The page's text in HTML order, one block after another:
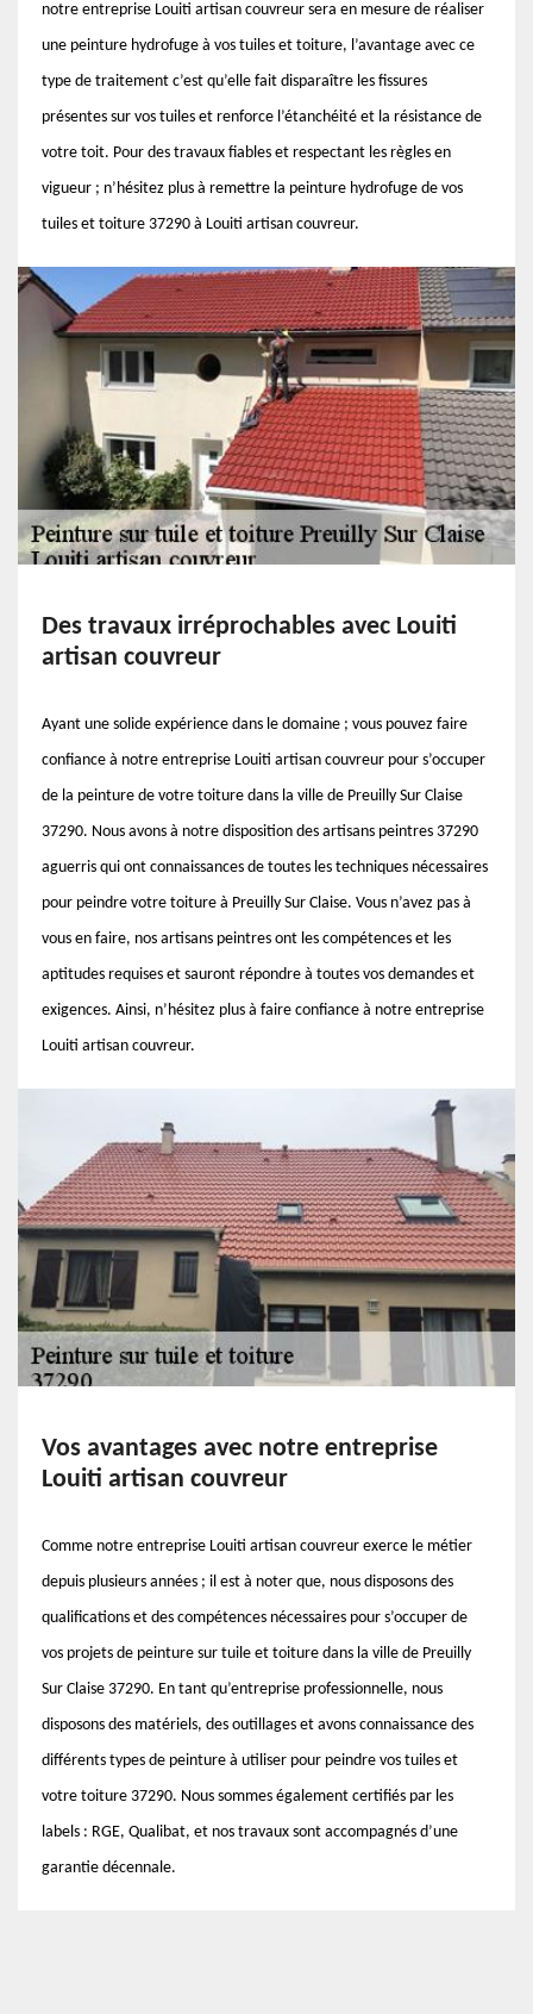
notre entreprise Louiti artisan couvreur sera en mesure de réaliser
une peinture hydrofuge à vos tuiles et toiture, l’avantage avec ce
type de traitement c’est qu’elle fait disparaître les fissures
présentes sur vos tuiles et renforce l’étanchéité et la résistance de
votre toit. Pour des travaux fiables et respectant les règles en
vigueur ; n’hésitez plus à remettre la peinture hydrofuge de vos
tuiles et toiture 37290 à Louiti artisan couvreur.
Des travaux irréprochables avec Louiti
artisan couvreur
Ayant une solide expérience dans le domaine ; vous pouvez faire
confiance à notre entreprise Louiti artisan couvreur pour s’occuper
de la peinture de votre toiture dans la ville de Preuilly Sur Claise
37290. Nous avons à notre disposition des artisans peintres 37290
aguerris qui ont connaissances de toutes les techniques nécessaires
pour peindre votre toiture à Preuilly Sur Claise. Vous n’avez pas à
vous en faire, nos artisans peintres ont les compétences et les
aptitudes requises et sauront répondre à toutes vos demandes et
exigences. Ainsi, n’hésitez plus à faire confiance à notre entreprise
Louiti artisan couvreur.
Vos avantages avec notre entreprise
Louiti artisan couvreur
Comme notre entreprise Louiti artisan couvreur exerce le métier
depuis plusieurs années ; il est à noter que, nous disposons des
qualifications et des compétences nécessaires pour s’occuper de
vos projets de peinture sur tuile et toiture dans la ville de Preuilly
Sur Claise 37290. En tant qu’entreprise professionnelle, nous
disposons des matériels, des outillages et avons connaissance des
différents types de peinture à utiliser pour peindre vos tuiles et
votre toiture 37290. Nous sommes également certifiés par les
labels : RGE, Qualibat, et nos travaux sont accompagnés d’une
garantie décennale.